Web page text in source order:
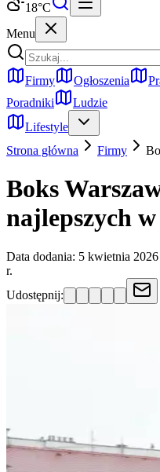
18°C
Menu
Firmy Ogłoszenia
Poradniki
Ludzie
Lifestyle
Strona główna
Firmy
Boks
najlepszych
Data dodania: 5 kwietnia 2026
r.
Udostępnij: